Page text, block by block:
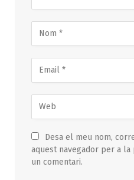
Desa el meu nom,
aquest navegador per a la
un comentari.